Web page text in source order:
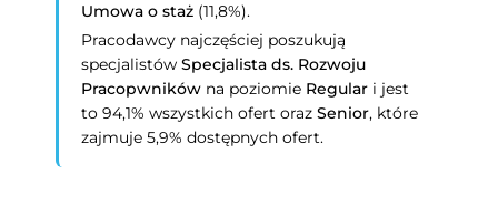
Umowa o staż (11,8%).
Pracodawcy najczęściej poszukują
specjalistówSpecjalista ds. Rozwoju
Pracopwników na poziomie Regular i jest
to 94,1% wszystkich ofert orazSenior, które
zajmuje 5,9% dostępnych ofert.